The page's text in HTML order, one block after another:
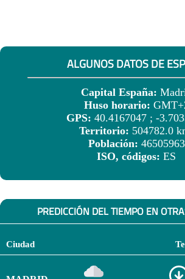
ALGUNOS DATOS DE
Capital España:
Huso horario:
GPS: 40.4167047 ; -
Territorio: 504782.0
Población: 46505963
ISO, códigos: ES
PREDICCIÓN DEL TIEMPO EN
Ciudad